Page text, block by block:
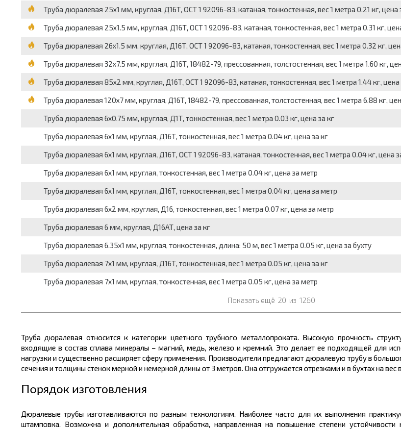
Труба дюралевая 25x1 мм, круглая, Д16Т, ОСТ 1 92096-83, катаная, тонкостенная, вес 1 метра 0.21 кг, цена
Труба дюралевая 25x1.5 мм, круглая, Д16Т, ОСТ 1 92096-83, катаная, тонкостенная, вес 1 метра 0.31 кг,
Труба дюралевая 26x1.5 мм, круглая, Д16Т, ОСТ 1 92096-83, катаная, тонкостенная, вес 1 метра 0.32 кг,
Труба дюралевая 32x7.5 мм, круглая, Д16Т, 18482-79, прессованная, толстостенная, вес 1 метра 1.60 кг,
Труба дюралевая 85x2 мм, круглая, Д16Т, ОСТ 1 92096-83, катаная, тонкостенная, вес 1 метра 1.44 кг, цена
Труба дюралевая 120x7 мм, круглая, Д16Т, 18482-79, прессованная, толстостенная, вес 1 метра 6.88 кг,
Труба дюралевая 6x0.75 мм, круглая, Д1Т, тонкостенная, вес 1 метра 0.03 кг, цена за кг
Труба дюралевая 6x1 мм, круглая, Д16Т, тонкостенная, вес 1 метра 0.04 кг, цена за кг
Труба дюралевая 6x1 мм, круглая, Д16Т, ОСТ 1 92096-83, катаная, тонкостенная, вес 1 метра 0.04 кг, цена
Труба дюралевая 6x1 мм, круглая, тонкостенная, вес 1 метра 0.04 кг, цена за метр
Труба дюралевая 6x1 мм, круглая, Д16Т, тонкостенная, вес 1 метра 0.04 кг, цена за метр
Труба дюралевая 6x2 мм, круглая, Д16, тонкостенная, вес 1 метра 0.07 кг, цена за метр
Труба дюралевая 6 мм, круглая, Д16АТ, цена за кг
Труба дюралевая 6.35x1 мм, круглая, тонкостенная, длина: 50 м, вес 1 метра 0.05 кг, цена за бухту
Труба дюралевая 7x1 мм, круглая, Д16Т, тонкостенная, вес 1 метра 0.05 кг, цена за кг
Труба дюралевая 7x1 мм, круглая, тонкостенная, вес 1 метра 0.05 кг, цена за метр
Показать ещё 20 из 1260
Труба дюралевая относится к категории цветного трубного металлопроката. Высокую прочность
входящие в состав сплава минералы – магний, медь, железо и кремний. Это делает ее подходящей для
нагрузки и существенно расширяет сферу применения. Производители предлагают дюралевую трубу в
сечения и толщины стенок мерной и немерной длины от 3 метров. Она отгружается отрезками и в бухтах на весв
Порядок изготовления
Дюралевые трубы изготавливаются по разным технологиям. Наиболее часто для их выполнения
штамповка. Возможна и дополнительная обработка, направленная на повышение степени